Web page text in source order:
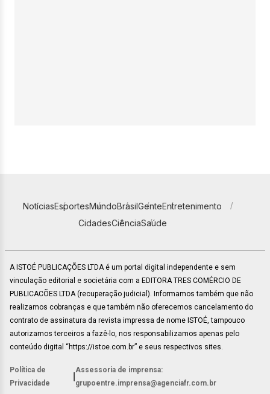
NotíciasEsportesMundoBrasilGenteEntretenimento
CidadesCiênciaSaúde
A ISTOÉ PUBLICAÇÕES LTDA é um portal digital independente e sem
vinculação editorial e societária com a EDITORA TRES COMÉRCIO DE
PUBLICACÕES LTDA (recuperação judicial). Informamos também que não
realizamos cobranças e que também não oferecemos cancelamento do
contrato de assinatura da revista impressa de nome ISTOÉ, tampouco
autorizamos terceiros a fazê-lo, nos responsabilizamos apenas pelo
conteúdo digital “https://istoe.com.br” e seus respectivos sites.
Política de
Privacidade
Assessoria de imprensa:
grupoentre.imprensa@agenciafr.com.br